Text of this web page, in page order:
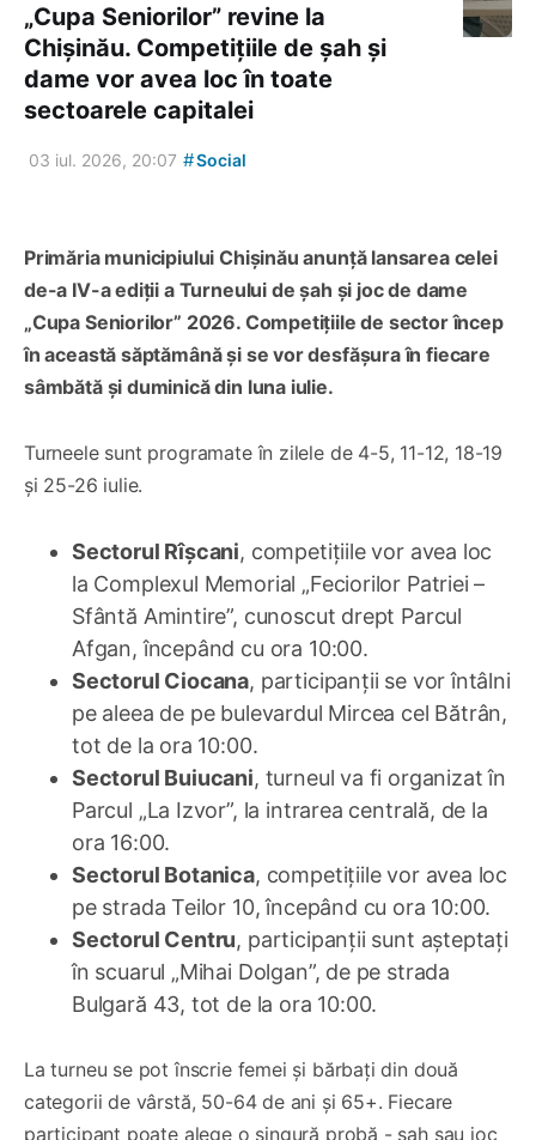
„Cupa Seniorilor” revine la
Chișinău. Competițiile de șah și
dame vor avea loc în toate
sectoarele capitalei
03 iul. 2026, 20:07 #Social
Primăria municipiului Chișinău anunță lansarea celei
de-a IV-a ediții a Turneului de șah și joc de dame
„Cupa Seniorilor” 2026. Competițiile de sector încep
în această săptămână și se vor desfășura în fiecare
sâmbătă și duminică din luna iulie.
Turneele sunt programate în zilele de 4-5, 11-12, 18-19
și 25-26 iulie.
Sectorul Rîșcani, competițiile vor avea loc
la Complexul Memorial „Feciorilor Patriei –
Sfântă Amintire”, cunoscut drept Parcul
Afgan, începând cu ora 10:00.
Sectorul Ciocana, participanții se vor întâlni
pe aleea de pe bulevardul Mircea cel Bătrân,
tot de la ora 10:00.
Sectorul Buiucani, turneul va fi organizat în
Parcul „La Izvor”, la intrarea centrală, de la
ora 16:00.
Sectorul Botanica, competițiile vor avea loc
pe strada Teilor 10, începând cu ora 10:00.
Sectorul Centru, participanții sunt așteptați
în scuarul „Mihai Dolgan”, de pe strada
Bulgară 43, tot de la ora 10:00.
La turneu se pot înscrie femei și bărbați din două
categorii de vârstă, 50-64 de ani și 65+. Fiecare
participant poate alege o singură probă - șah sau joc